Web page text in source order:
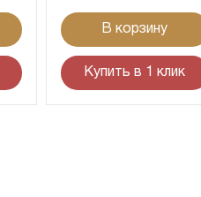
В корзину
Купить в 1 клик